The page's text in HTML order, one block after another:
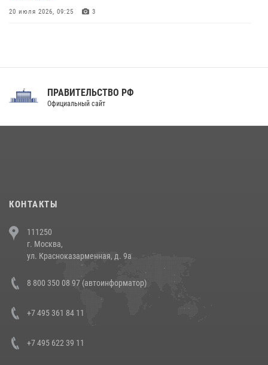
20 июля 2026, 09:25 3
Праздник «Один день с Росгвардией» к 105-летию Центрального
напавших на бригаду скорой помощи (видео)
14 июля 2026, 12:20
В Росгвардии прошла военно-научная конференция по обобщению
боевого опыта
ПРАВИТЕЛЬСТВО РФ
Официальный сайт
КОНТАКТЫ
111250
г. Москва,
ул. Красноказарменная, д. 9а
8 800 350 08 97 (автоинформатор)
+7 495 361 84 11
+7 495 622 39 11